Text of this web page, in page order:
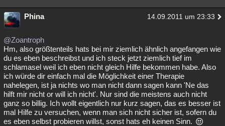
Phina 14.09.2011 um 23:33
@Zoantroph
Hm, also größtenteils hats bei mir ziemlich ähnlich angefangen wie
du es eben beschreibst und ich steck jetzt ziemlich tief im
schlamasel weil ich eben nicht gleich Hilfe bekommen habe. Also
ich würde dir einfach mal die Möglichkeit einer Therapie
nahelegen, ist ja nichts wo man nicht dann sagen kann 'Ne das
hilft mir nicht or will ich nicht'. Nur sind die meistens auch nicht
ganz so billig. Ich wollt eigentlich nur kurz sagen, das es besser ist
mal Hilfe zu versuchen, wenn man sich nicht sicher ist, sofern du
es eben selbst probieren willst, sonst hats eh keinen Sinn.